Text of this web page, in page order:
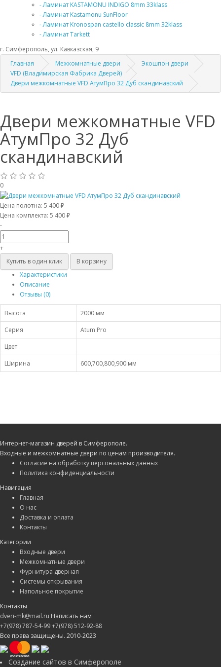
- Ламинат KASTAMONU INDIGO 8mm 33klass
- Ламинат Kastamonu SunFloor
- Ламинат Kronospan castello classic 8mm 32klass
- Ламинат Tarkett
г. Симферополь, ул. Кавказская, 9
Главная
Межкомнатные двери
Экошпон двери
VFD (Владимирская Фабрика Дверей)
Двери межкомнатные VFD АтумПро 32 Дуб скандинавский
Двери межкомнатные VFD
АтумПро 32 Дуб
скандинавский
0
Цена полотна: 5 400 ₽
Цена комплекта: 5 400 ₽
-
+
Купить в один клик
В корзину
Характеристики
Описание
Отзывы (0)
Высота
2000 мм
Серия
Atum Pro
Цвет
Ширина
600,700,800,900 мм
Интернет-магазин дверей в Симферополе.
Входные и межкомнатные двери по ценам производителя.
Согласие на обработку персональных данных
Политика конфиденциальности
Навигация
Главная
О нас
Доставка и оплата
Контакты
Категории
Входные двери
Межкомнатные двери
Фурнитура дверная
Системы открывания
Напольное покрытие
Контакты
dveri-mk@mail.ru Написать нам
+7(978) 787-54-99+7(978) 512-92-88
Все права защищены. 2010-2023
Создание сайтов в Симферополе